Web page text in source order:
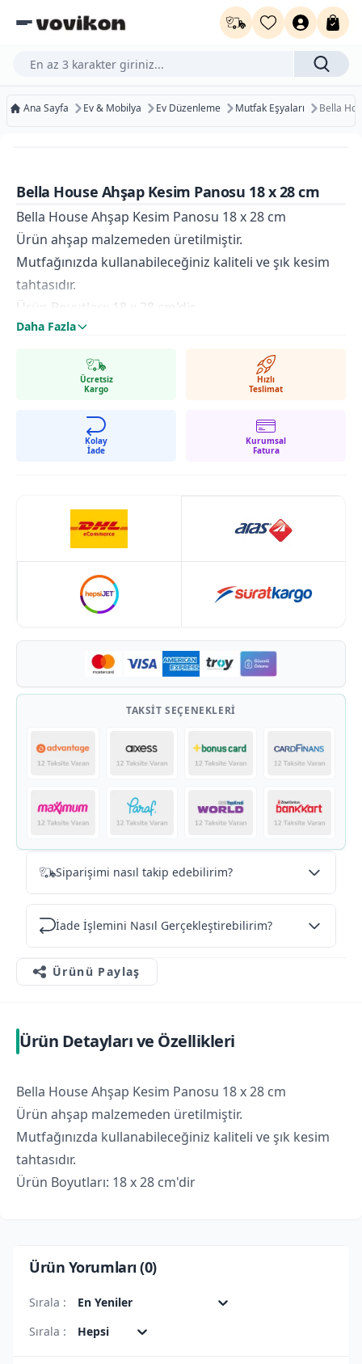
Ürün, kategori veya marka ara...
Ana Sayfa Ev & Mobilya Ev Düzenleme Mutfak Eşyaları Bella
Bugün Kargoda
Kurumsal Faturaya Uygun
Bella House Ahşap Kesim Panosu 18 x 28 cm
Bella House Ahşap Kesim Panosu 18 x 28 cm
Ürün ahşap malzemeden üretilmiştir.
Mutfağınızda kullanabileceğiniz kaliteli ve şık kesim
tahtasıdır.
Ürün Boyutları: 18 x 28 cm'dir
Daha Fazla
Ücretsiz
Kargo
Hızlı
Teslimat
Kolay
İade
Kurumsal
Fatura
TAKSIT SEÇENEKLERI
Siparişimi nasıl takip edebilirim?
İade İşlemini Nasıl Gerçekleştirebilirim?
Ürünü Paylaş
Ürün Detayları ve Özellikleri
Bella House Ahşap Kesim Panosu 18 x 28 cm
Ürün ahşap malzemeden üretilmiştir.
Mutfağınızda kullanabileceğiniz kaliteli ve şık kesim
tahtasıdır.
Ürün Boyutları: 18 x 28 cm'dir
Ürün Yorumları (0)
Sırala :
En Yeniler
Sırala :
Hepsi